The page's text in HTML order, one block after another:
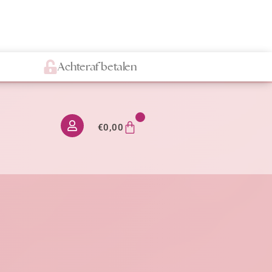
Achteraf betalen
€0,00